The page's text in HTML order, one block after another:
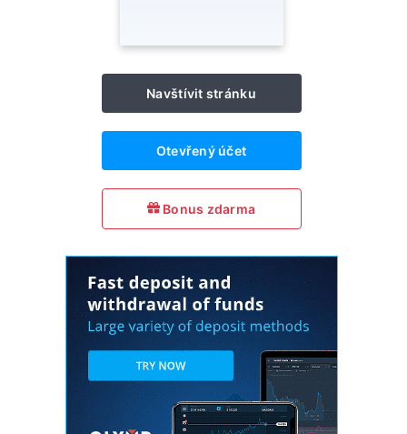
Navštívit stránku
Otevřený účet
Bonus zdarma